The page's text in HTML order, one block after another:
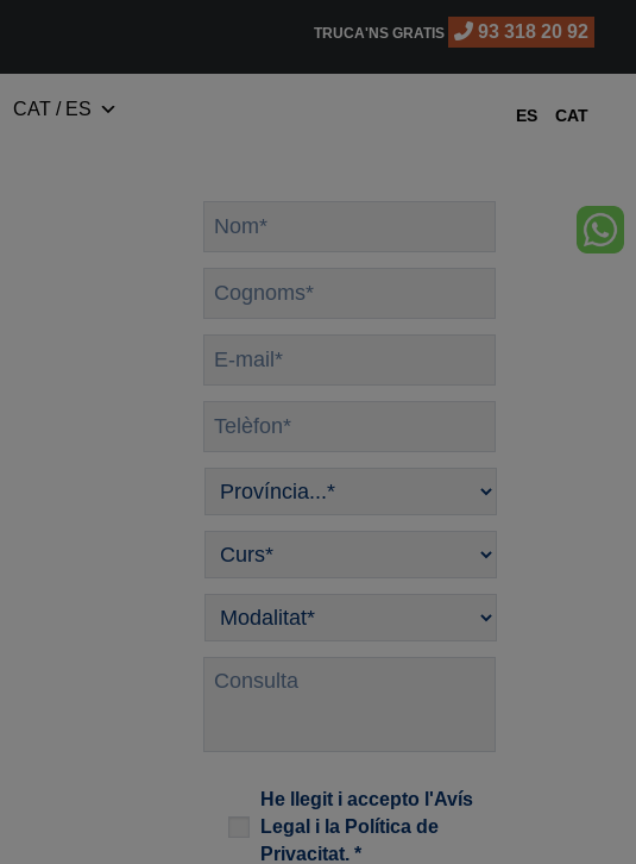
TRUCA'NS GRATIS 93 318 20 92
CAT / ES ES CAT
Nom *
Cognoms
E-
Telèfon
*
Província
Curso
Modalitat *
Consulta
*
He llegit i accepto l'Avís
Legal i la Política de
Privacitat. *